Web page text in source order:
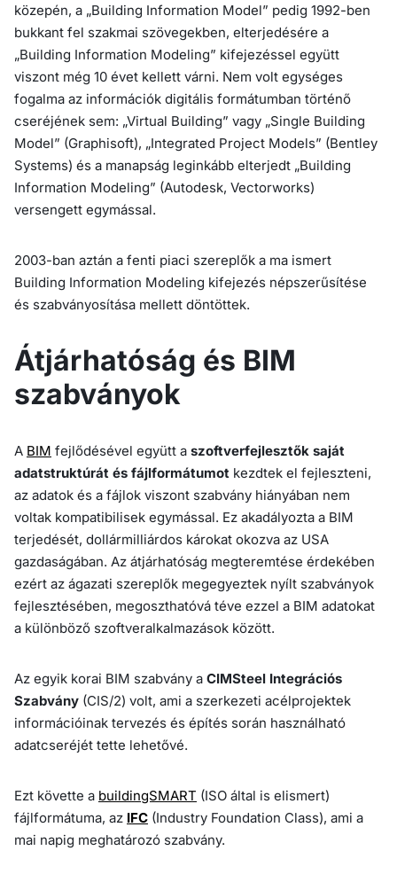
közepén, a „Building Information Model” pedig 1992-ben
bukkant fel szakmai szövegekben, elterjedésére a
„Building Information Modeling” kifejezéssel együtt
viszont még 10 évet kellett várni. Nem volt egységes
fogalma az információk digitális formátumban történő
cseréjének sem: „Virtual Building” vagy „Single Building
Model” (Graphisoft), „Integrated Project Models” (Bentley
Systems) és a manapság leginkább elterjedt „Building
Information Modeling” (Autodesk, Vectorworks)
versengett egymással.
2003-ban aztán a fenti piaci szereplők a ma ismert
Building Information Modeling kifejezés népszerűsítése
és szabványosítása mellett döntöttek.
Átjárhatóság és BIM
szabványok
A BIM fejlődésével együtt a szoftverfejlesztők saját
adatstruktúrát és fájlformátumot kezdtek el fejleszteni,
az adatok és a fájlok viszont szabvány hiányában nem
voltak kompatibilisek egymással. Ez akadályozta a BIM
terjedését, dollármilliárdos károkat okozva az USA
gazdaságában. Az átjárhatóság megteremtése érdekében
ezért az ágazati szereplők megegyeztek nyílt szabványok
fejlesztésében, megoszthatóvá téve ezzel a BIM adatokat
a különböző szoftveralkalmazások között.
Az egyik korai BIM szabvány a CIMSteel Integrációs
Szabvány (CIS/2) volt, ami a szerkezeti acélprojektek
információinak tervezés és építés során használható
adatcseréjét tette lehetővé.
Ezt követte a buildingSMART (ISO által is elismert)
fájlformátuma, az IFC (Industry Foundation Class), ami a
mai napig meghatározó szabvány.